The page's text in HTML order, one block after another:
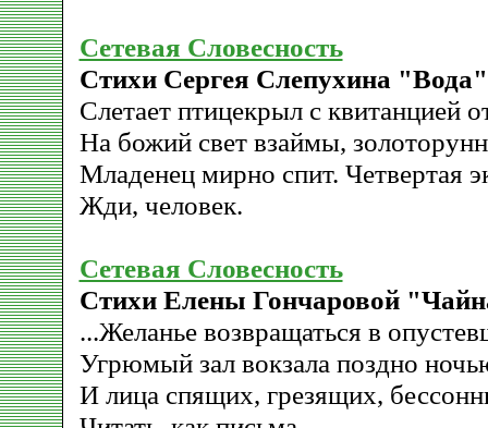
Сетевая Словесность
Стихи Сергея Слепухина
Слетает птицекрыл с квитанцией
На божий свет взаймы,
Младенец мирно спит. Четвертая
Жди, человек.
Сетевая Словесность
Стихи Елены Гончаровой
...Желанье возвращаться в
Угрюмый зал вокзала поздно
И лица спящих, грезящих,